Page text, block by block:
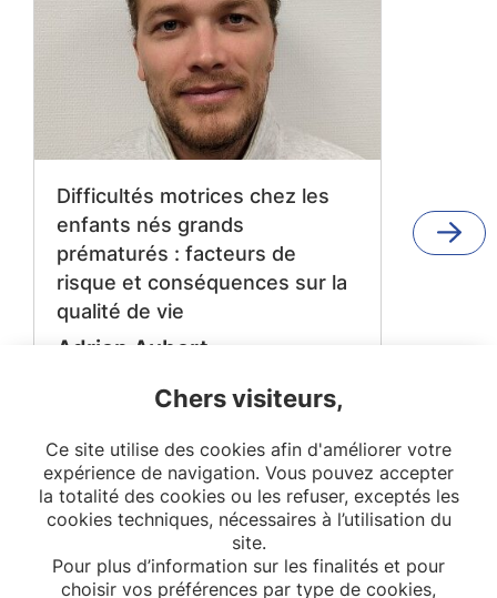
Difficultés motrices chez les
enfants nés grands
prématurés : facteurs de
risque et conséquences sur la
qualité de vie
Adrien Aubert
Promotion : 2020 - 2023
Encadrant.es : Jennifer Zeitlin
Lire la suite
EPOPé
OPPaLE
Chers visiteurs,
Ce site utilise des cookies afin d'améliorer votre
expérience de navigation. Vous pouvez accepter
la totalité des cookies ou les refuser, exceptés les
cookies techniques, nécessaires à l’utilisation du
site.
Pour plus d’information sur les finalités et pour
choisir vos préférences par type de cookies,